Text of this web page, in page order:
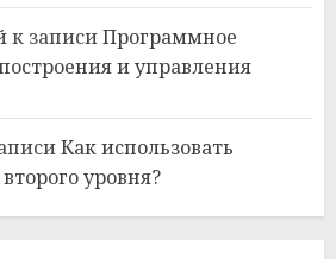
к записиПрограммное
и управления
Как использовать
уровня?